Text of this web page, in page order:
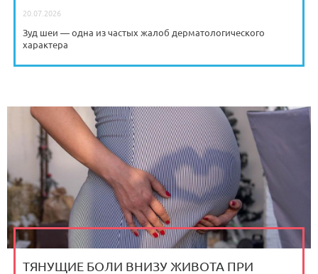
20.07.2026
Зуд шеи — одна из частых жалоб дерматологического
характера
ТЯНУЩИЕ БОЛИ ВНИЗУ ЖИВОТА ПРИ